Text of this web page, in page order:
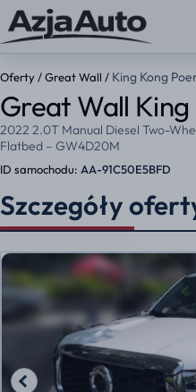
Oferty /Great Wall / King Kong
Great Wall
2022 2.0T Manual Diesel Two-
Flatbed – GW4D20M
ID samochodu: AA-91C50E5BFD
Szczegóły